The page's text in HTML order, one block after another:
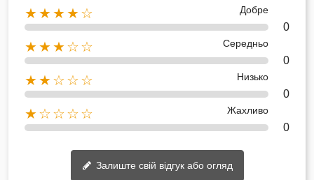
★★★★☆ Добре
0
★★★☆☆ Середньо
0
★★☆☆☆ Низько
0
★☆☆☆☆ Жахливо
0
Залиште свій відгук або огляд